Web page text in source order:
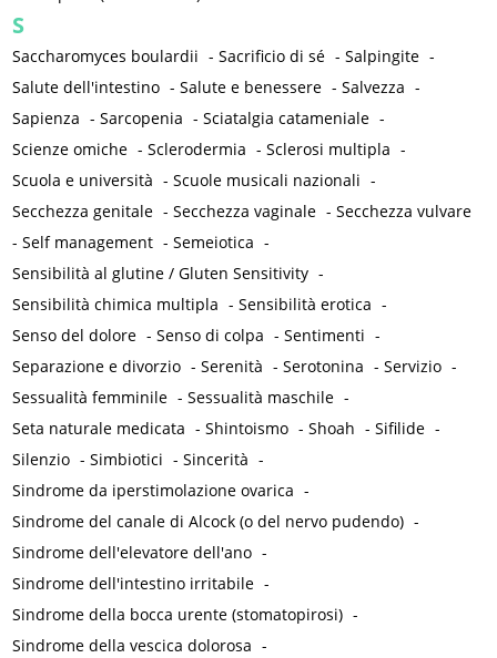
S
Saccharomyces boulardii -Sacrificio di sé -Salpingite -
Salute dell'intestino -Salute e benessere -Salvezza -
Sapienza -Sarcopenia -Sciatalgia catameniale -
Scienze omiche -Sclerodermia -Sclerosi multipla -
Scuola e università -Scuole musicali nazionali -
Secchezza genitale -Secchezza vaginale -Secchezza vulvare
-Self management -Semeiotica -
Sensibilità al glutine / Gluten Sensitivity -
Sensibilità chimica multipla -Sensibilità erotica -
Senso del dolore -Senso di colpa -Sentimenti -
Separazione e divorzio -Serenità -Serotonina -Servizio -
Sessualità femminile -Sessualità maschile -
Seta naturale medicata -Shintoismo -Shoah -Sifilide -
Silenzio -Simbiotici -Sincerità -
Sindrome da iperstimolazione ovarica -
Sindrome del canale di Alcock (o del nervo pudendo) -
Sindrome dell'elevatore dell'ano -
Sindrome dell'intestino irritabile -
Sindrome della bocca urente (stomatopirosi) -
Sindrome della vescica dolorosa -